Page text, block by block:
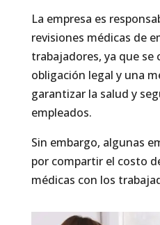
La empresa es
revisiones médicas de
trabajadores, ya que se
obligación legal y una
garantizar la salud y
empleados.
Sin embargo, algunas
por compartir el costo
médicas con los